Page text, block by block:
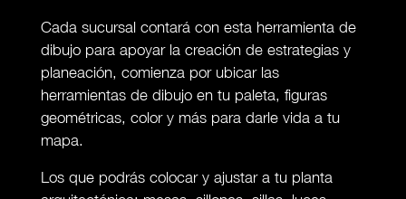
Cada sucursal contará con esta herramienta de
dibujo para apoyar la creación de estrategias y
planeación, comienza por ubicar las
herramientas de dibujo en tu paleta, figuras
geométricas, color y más para darle vida a tu
mapa.
Los que podrás colocar y ajustar a tu planta